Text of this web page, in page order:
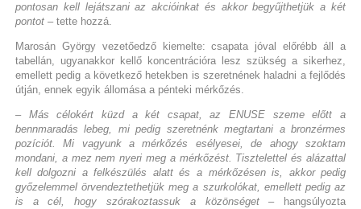
pontosan kell lejátszani az akcióinkat és akkor begyűjthetjük a két
pontot– tette hozzá.
Marosán György vezetőedző kiemelte: csapata jóval előrébb áll a
tabellán, ugyanakkor kellő koncentrációra lesz szükség a sikerhez,
emellett pedig a következő hetekben is szeretnének haladni a fejlődés
útján, ennek egyik állomása a pénteki mérkőzés.
– Más célokért küzd a két csapat, az ENUSE szeme előtt a
bennmaradás lebeg, mi pedig szeretnénk megtartani a bronzérmes
pozíciót. Mi vagyunk a mérkőzés esélyesei, de ahogy szoktam
mondani, a mez nem nyeri meg a mérkőzést. Tisztelettel és alázattal
kell dolgozni a felkészülés alatt és a mérkőzésen is, akkor pedig
győzelemmel örvendeztethetjük meg a szurkolókat, emellett pedig az
is a cél, hogy szórakoztassuk a közönséget– hangsúlyozta